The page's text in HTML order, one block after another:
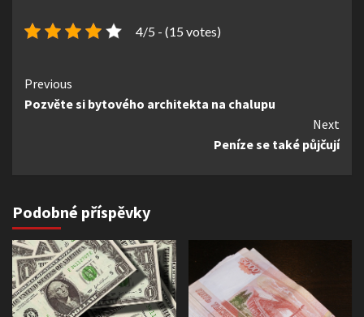
4/5 - (15 votes)
Continue
Reading
Previous
Pozvěte si bytového architekta na chalupu
Next
Peníze se také půjčují
Podobné příspěvky